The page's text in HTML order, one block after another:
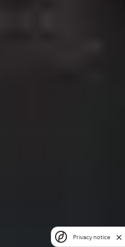
Privacy notice